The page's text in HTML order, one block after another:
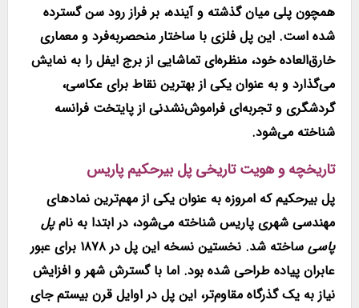
همچون پلی میان گذشته و آینده، بر فراز رود سن گسترده
شده است. این پل فلزی با ساختار منحصر‌به‌فرد و معماری
خارق‌العاده خود، منظره‌ای تماشایی از برج ایفل را به نمایش
می‌گذارد و به عنوان یکی از بهترین نقاط برای عکاسی،
گردشگری و تجربه‌ای فراموش‌نشدنی از پایتخت فرانسه
شناخته می‌شود.
تاریخچه و هویت تاریخی پل بیرحکیم پاریس
پل بیرحکیم که امروزه به عنوان یکی از مهم‌ترین نمادهای
مهندسی شهری پاریس شناخته می‌شود، در ابتدا به نامپل
پاسیساخته شد. نخستین نسخه این پل در۱۸۷۸ برای عبور
عابران پیاده طراحی شده بود. اما با گسترش شهر و افزایش
نیاز به یک گذرگاه مقاوم‌تر، این پل در اوایل قرن بیستم جای